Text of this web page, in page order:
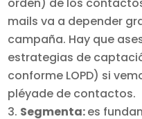
mails va a depender
campaña. Hay que
estrategias de
conforme LOPD) si
pléyade de contactos.
Segmenta:es